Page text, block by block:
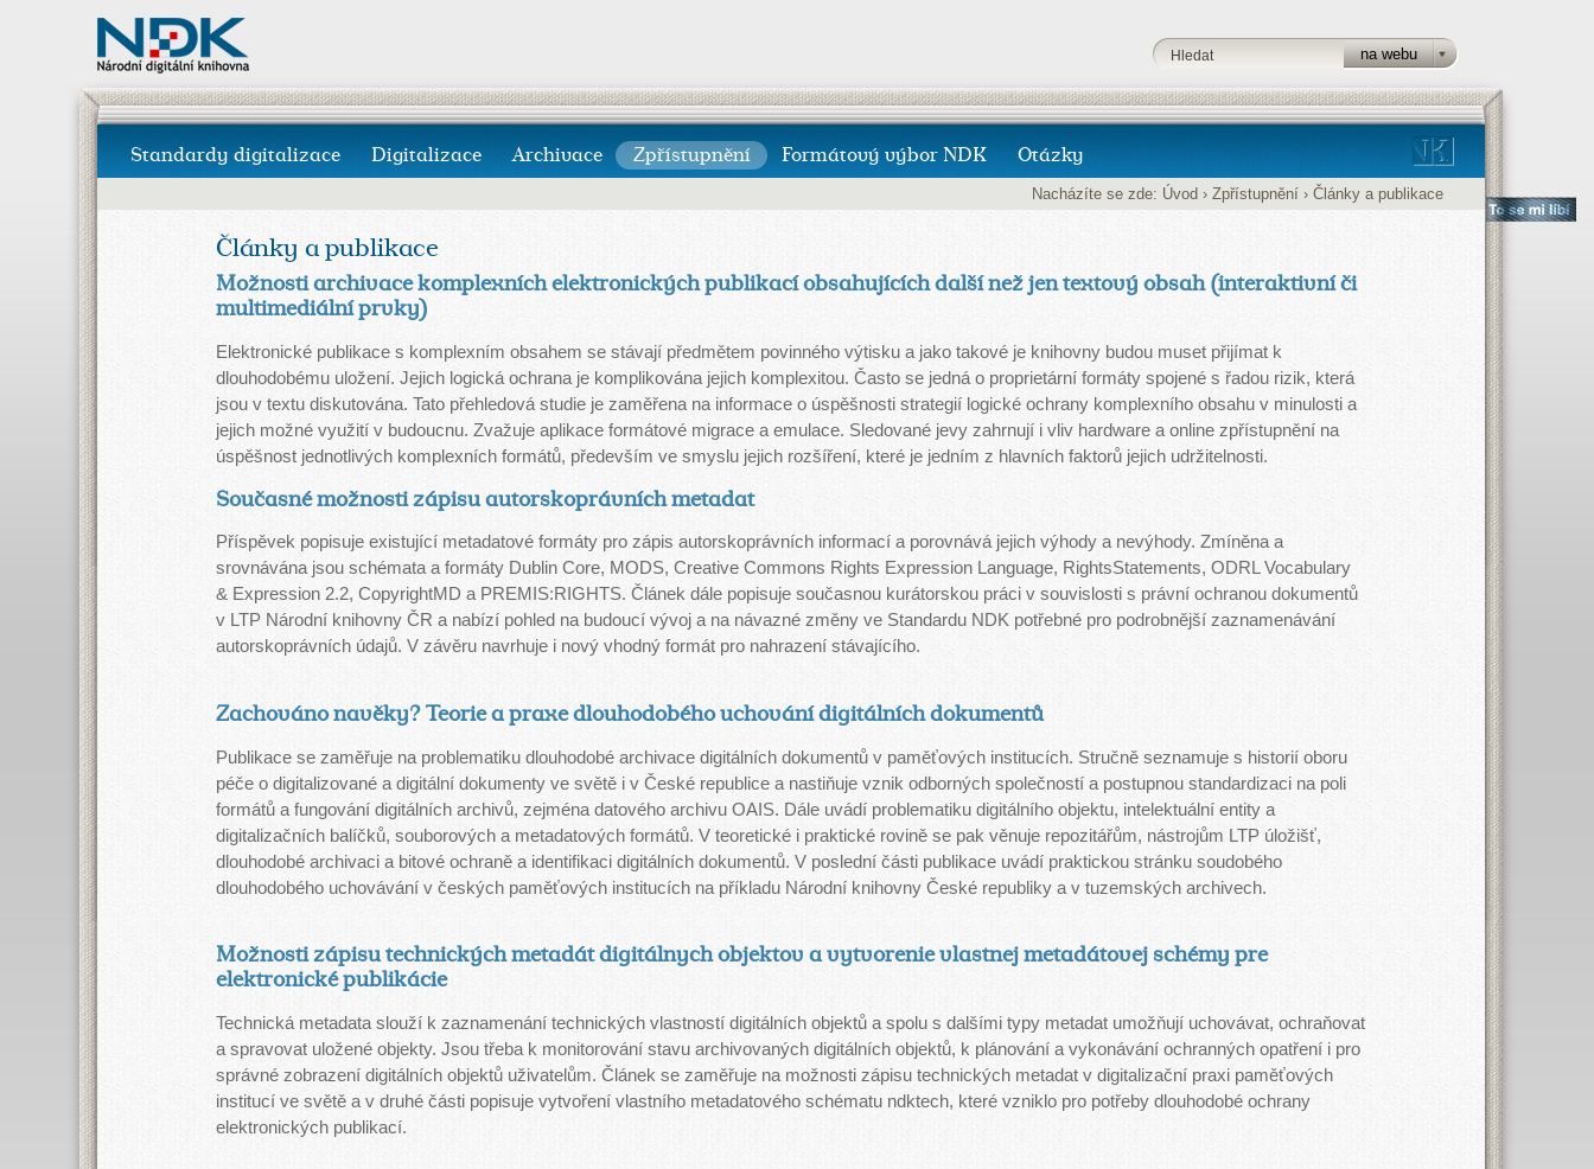
Standardy digitalizace Digitalizace Archivace Zpřístupnění Formátový výbor NDK Otázky
Nacházíte se zde: Úvod › Zpřístupnění › Články a publikace
Články a publikace
Možnosti archivace komplexních elektronických publikací obsahujících další než jen textový obsah (interaktivní či
multimediální prvky)
Elektronické publikace s komplexním obsahem se stávají předmětem povinného výtisku a jako takové je knihovny budou muset přijímat k
dlouhodobému uložení. Jejich logická ochrana je komplikována jejich komplexitou. Často se jedná o proprietární formáty spojené s řadou rizik, která
jsou v textu diskutována. Tato přehledová studie je zaměřena na informace o úspěšnosti strategií logické ochrany komplexního obsahu v minulosti a
jejich možné využití v budoucnu. Zvažuje aplikace formátové migrace a emulace. Sledované jevy zahrnují i vliv hardware a online zpřístupnění na
úspěšnost jednotlivých komplexních formátů, především ve smyslu jejich rozšíření, které je jedním z hlavních faktorů jejich udržitelnosti.
Současné možnosti zápisu autorskoprávních metadat
Příspěvek popisuje existující metadatové formáty pro zápis autorskoprávních informací a porovnává jejich výhody a nevýhody. Zmíněna a
srovnávána jsou schémata a formáty Dublin Core, MODS, Creative Commons Rights Expression Language, RightsStatements, ODRL Vocabulary
& Expression 2.2, CopyrightMD a PREMIS:RIGHTS. Článek dále popisuje současnou kurátorskou práci v souvislosti s právní ochranou dokumentů
v LTP Národní knihovny ČR a nabízí pohled na budoucí vývoj a na návazné změny ve Standardu NDK potřebné pro podrobnější zaznamenávání
autorskoprávních údajů. V závěru navrhuje i nový vhodný formát pro nahrazení stávajícího.
Zachováno navěky? Teorie a praxe dlouhodobého uchování digitálních dokumentů
Publikace se zaměřuje na problematiku dlouhodobé archivace digitálních dokumentů v paměťových institucích. Stručně seznamuje s historií oboru
péče o digitalizované a digitální dokumenty ve světě i v České republice a nastiňuje vznik odborných společností a postupnou standardizaci na poli
formátů a fungování digitálních archivů, zejména datového archivu OAIS. Dále uvádí problematiku digitálního objektu, intelektuální entity a
digitalizačních balíčků, souborových a metadatových formátů. V teoretické i praktické rovině se pak věnuje repozitářům, nástrojům LTP úložišť,
dlouhodobé archivaci a bitové ochraně a identifikaci digitálních dokumentů. V poslední části publikace uvádí praktickou stránku soudobého
dlouhodobého uchovávání v českých paměťových institucích na příkladu Národní knihovny České republiky a v tuzemských archivech.
Možnosti zápisu technických metadát digitálnych objektov a vytvorenie vlastnej metadátovej schémy pre
elektronické publikácie
Technická metadata slouží k zaznamenání technických vlastností digitálních objektů a spolu s dalšími typy metadat umožňují uchovávat, ochraňovat
a spravovat uložené objekty. Jsou třeba k monitorování stavu archivovaných digitálních objektů, k plánování a vykonávání ochranných opatření i pro
správné zobrazení digitálních objektů uživatelům. Článek se zaměřuje na možnosti zápisu technických metadat v digitalizační praxi paměťových
institucí ve světě a v druhé části popisuje vytvoření vlastního metadatového schématu ndktech, které vzniklo pro potřeby dlouhodobé ochrany
elektronických publikací.